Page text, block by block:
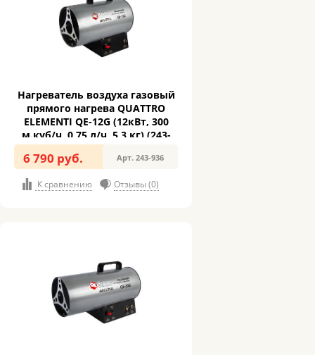
Нагреватель воздуха газовый
прямого нагрева QUATTRO
ELEMENTI QE-12G (12кВт, 300
м.куб/ч, 0,75 л/ч, 5,3 кг) (243-
936)
6 790 руб. Арт. 243-936
К сравнению Отзывы (0)